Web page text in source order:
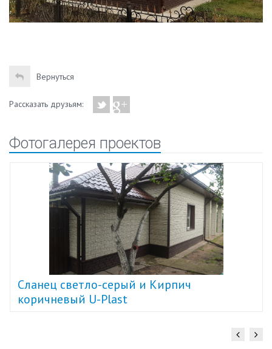
Вернуться
Рассказать друзьям:
Фотогалерея проектов
Cланец светло-серый и Кирпич
коричневый U-Plast